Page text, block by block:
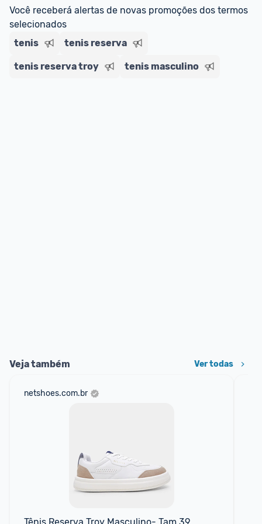
Entrega Expressa: A partir de 2 dias úteis.*
*Confira aqui
Você receberá alertas de novas promoções dos termos
selecionados
tenis
tenis reserva
tenis reserva troy tenis masculino
Veja também Ver todas
netshoes.com.br